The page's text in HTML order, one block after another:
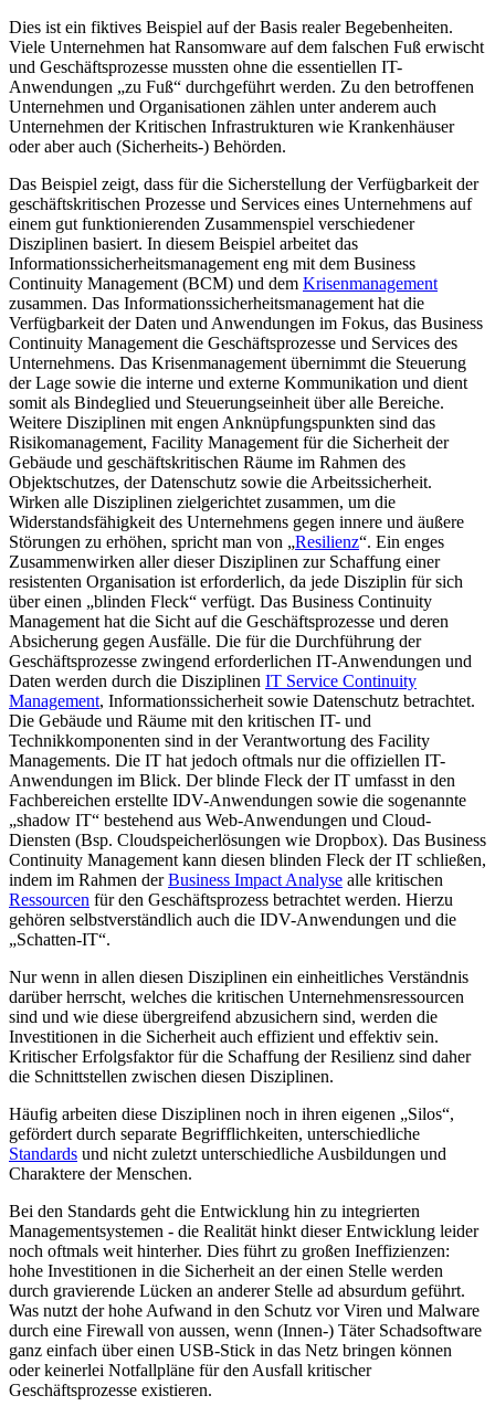
Dies ist ein fiktives Beispiel auf der Basis realer Begebenheiten.
Viele Unternehmen hat Ransomware auf dem falschen Fuß erwischt
und Geschäftsprozesse mussten ohne die essentiellen IT-
Anwendungen „zu Fuß“ durchgeführt werden. Zu den betroffenen
Unternehmen und Organisationen zählen unter anderem auch
Unternehmen der Kritischen Infrastrukturen wie Krankenhäuser
oder aber auch (Sicherheits-) Behörden.
Das Beispiel zeigt, dass für die Sicherstellung der Verfügbarkeit der
geschäftskritischen Prozesse und Services eines Unternehmens auf
einem gut funktionierenden Zusammenspiel verschiedener
Disziplinen basiert. In diesem Beispiel arbeitet das
Informationssicherheitsmanagement eng mit dem Business
Continuity Management (BCM) und dem Krisenmanagement
zusammen. Das Informationssicherheitsmanagement hat die
Verfügbarkeit der Daten und Anwendungen im Fokus, das Business
Continuity Management die Geschäftsprozesse und Services des
Unternehmens. Das Krisenmanagement übernimmt die Steuerung
der Lage sowie die interne und externe Kommunikation und dient
somit als Bindeglied und Steuerungseinheit über alle Bereiche.
Weitere Disziplinen mit engen Anknüpfungspunkten sind das
Risikomanagement, Facility Management für die Sicherheit der
Gebäude und geschäftskritischen Räume im Rahmen des
Objektschutzes, der Datenschutz sowie die Arbeitssicherheit.
Wirken alle Disziplinen zielgerichtet zusammen, um die
Widerstandsfähigkeit des Unternehmens gegen innere und äußere
Störungen zu erhöhen, spricht man von „Resilienz“. Ein enges
Zusammenwirken aller dieser Disziplinen zur Schaffung einer
resistenten Organisation ist erforderlich, da jede Disziplin für sich
über einen „blinden Fleck“ verfügt. Das Business Continuity
Management hat die Sicht auf die Geschäftsprozesse und deren
Absicherung gegen Ausfälle. Die für die Durchführung der
Geschäftsprozesse zwingend erforderlichen IT-Anwendungen und
Daten werden durch die Disziplinen IT Service Continuity
Management, Informationssicherheit sowie Datenschutz betrachtet.
Die Gebäude und Räume mit den kritischen IT- und
Technikkomponenten sind in der Verantwortung des Facility
Managements. Die IT hat jedoch oftmals nur die offiziellen IT-
Anwendungen im Blick. Der blinde Fleck der IT umfasst in den
Fachbereichen erstellte IDV-Anwendungen sowie die sogenannte
„shadow IT“ bestehend aus Web-Anwendungen und Cloud-
Diensten (Bsp. Cloudspeicherlösungen wie Dropbox). Das Business
Continuity Management kann diesen blinden Fleck der IT schließen,
indem im Rahmen derBusiness Impact Analyse alle kritischen
Ressourcen für den Geschäftsprozess betrachtet werden. Hierzu
gehören selbstverständlich auch die IDV-Anwendungen und die
„Schatten-IT“.
Nur wenn in allen diesen Disziplinen ein einheitliches Verständnis
darüber herrscht, welches die kritischen Unternehmensressourcen
sind und wie diese übergreifend abzusichern sind, werden die
Investitionen in die Sicherheit auch effizient und effektiv sein.
Kritischer Erfolgsfaktor für die Schaffung der Resilienz sind daher
die Schnittstellen zwischen diesen Disziplinen.
Häufig arbeiten diese Disziplinen noch in ihren eigenen „Silos“,
gefördert durch separate Begrifflichkeiten, unterschiedliche
Standards und nicht zuletzt unterschiedliche Ausbildungen und
Charaktere der Menschen.
Bei den Standards geht die Entwicklung hin zu integrierten
Managementsystemen - die Realität hinkt dieser Entwicklung leider
noch oftmals weit hinterher. Dies führt zu großen Ineffizienzen:
hohe Investitionen in die Sicherheit an der einen Stelle werden
durch gravierende Lücken an anderer Stelle ad absurdum geführt.
Was nutzt der hohe Aufwand in den Schutz vor Viren und Malware
durch eine Firewall von aussen, wenn (Innen-) Täter Schadsoftware
ganz einfach über einen USB-Stick in das Netz bringen können
oder keinerlei Notfallpläne für den Ausfall kritischer
Geschäftsprozesse existieren.